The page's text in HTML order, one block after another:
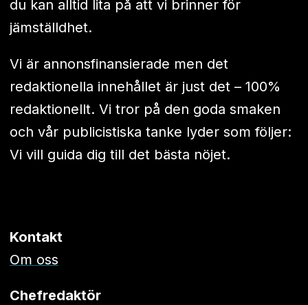
du kan alltid lita på att vi brinner för
jämställdhet.
Vi är annonsfinansierade men det
redaktionella innehållet är just det – 100%
redaktionellt. Vi tror på den goda smaken
och vår publicistiska tanke lyder som följer:
Vi vill guida dig till det bästa nöjet.
Kontakt
Om oss
Chefredaktör